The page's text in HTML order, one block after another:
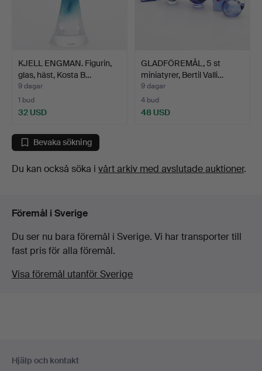
KJELL ENGMAN. Figurin,
glas, häst, Kosta B…
9 dagar
1 bud
32 USD
GLADFÖREMÅL, 5 st
miniatyrer, Bertil Valli…
9 dagar
4 bud
48 USD
Bevaka sökning
Du kan också söka i vårt arkiv med avslutade auktioner.
Föremål i Sverige
Du ser nu bara föremål i Sverige. Vi har transporter till
fast pris för alla föremål.
Visa föremål utanför Sverige
Hjälp och kontakt